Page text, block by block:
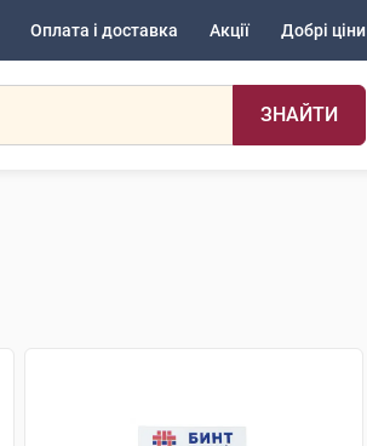
Оплата і доставка Акції Добрі ціни
ЗНАЙТИ